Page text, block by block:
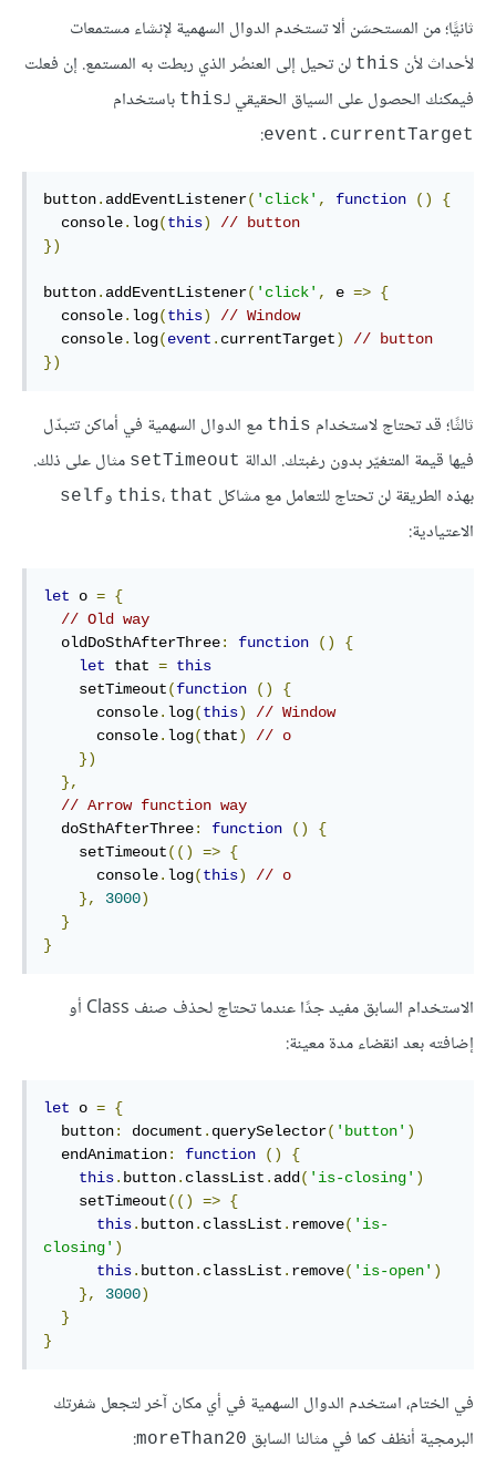
ثانيًّا؛ من المستحسَن ألا تستخدم الدوال السهمية لإنشاء مستمعات
لأحداث لأن this لن تحيل إلى العنصُر الذي ربطت به المستمع. إن فعلت
فيمكنك الحصول على السياق الحقيقي لـthis باستخدام
event.currentTarget
:
button. addEventListener( 'click' , function ()
{
  console
. log(this)
// button
})
button. addEventListener( 'click' , e => {
  console
. log(this)
// Window
  console
. log(event . currentTarget)
// button
})
ثالثًا؛ قد تحتاج لاستخدام this مع الدوال السهمية في أماكن تتبدّل
فيها قيمة المتغيّر بدون رغبتك. الدالة setTimeout مثال على ذلك.
بهذه الطريقة لن تحتاج للتعامل مع مشاكل
this، that وself
الاعتيادية:
let o = {
// Old way
  oldDoSthAfterThree
: function ()
{
let that = this
    setTimeout
(function ()
{
      console
. log(this)
// Window
      console
. log(that)
// o
})
},
// Arrow function way
  doSthAfterThree
: function ()
{
    setTimeout
(() => {
      console
. log(this)
// o
},
3000)
}
}
الاستخدام السابق مفيد جدًا عندما تحتاج لحذف صنف Class أو
إضافته بعد انقضاء مدة معينة:
let o = {
button: document . querySelector( 'button' )
endAnimation: function ()
{
this. button. classList . add ( 'is-closing' )
    setTimeout
(() => {
this. button. classList . remove( 'is-
closing' )
this. button. classList . remove( 'is-open' )
},
3000)
}
}
في الختام، استخدم الدوال السهمية في أي مكان آخر لتجعل شفرتك
البرمجية أنظف كما في مثالنا السابق moreThan20
: